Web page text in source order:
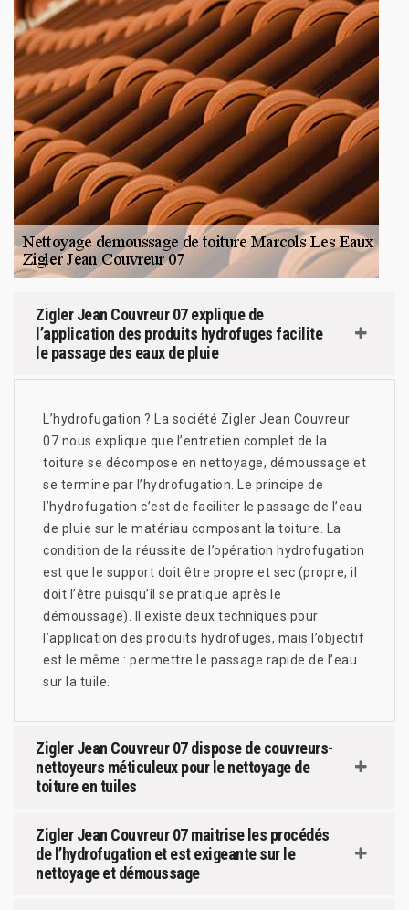
Zigler Jean Couvreur 07 explique de
l’application des produits hydrofuges facilite
le passage des eaux de pluie
L’hydrofugation ? La société Zigler Jean Couvreur
07 nous explique que l’entretien complet de la
toiture se décompose en nettoyage, démoussage et
se termine par l’hydrofugation. Le principe de
l’hydrofugation c’est de faciliter le passage de l’eau
de pluie sur le matériau composant la toiture. La
condition de la réussite de l’opération hydrofugation
est que le support doit être propre et sec (propre, il
doit l’être puisqu’il se pratique après le
démoussage). Il existe deux techniques pour
l’application des produits hydrofuges, mais l’objectif
est le même : permettre le passage rapide de l’eau
sur la tuile.
Zigler Jean Couvreur 07 dispose de couvreurs-
nettoyeurs méticuleux pour le nettoyage de
toiture en tuiles
Zigler Jean Couvreur 07 maitrise les procédés
de l’hydrofugation et est exigeante sur le
nettoyage et démoussage